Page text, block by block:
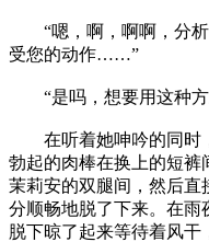
“嗯，啊，啊啊，分析
受您的动作……”
“是吗，想要用这种方
在听着她呻吟的同时，
勃起的肉棒在换上的短裤
茉莉安的双腿间，然后直
分顺畅地脱了下来。在雨
脱下晾了起来等待着风干